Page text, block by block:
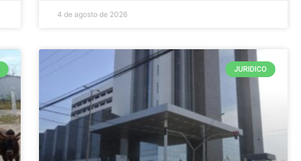
4 de agosto de 2026
JURIDICO